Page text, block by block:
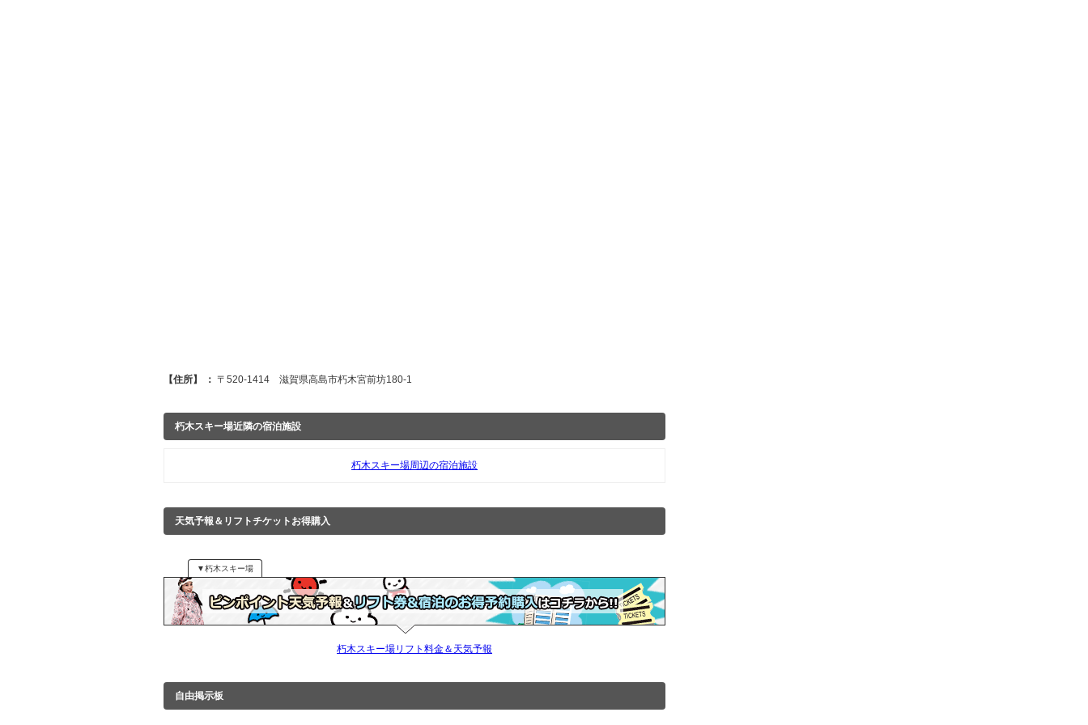
【住所】 ： 〒520-1414 滋賀県高島市朽木宮前坊180-1
朽木スキー場近隣の宿泊施設
朽木スキー場周辺の宿泊施設
天気予報＆リフトチケットお得購入
▼朽木スキー場
朽木スキー場リフト料金＆天気予報
自由掲示板